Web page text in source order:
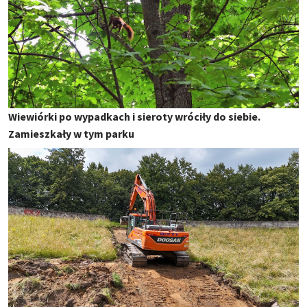
Wiewiórki po wypadkach i sieroty wróciły do siebie.
Zamieszkały w tym parku